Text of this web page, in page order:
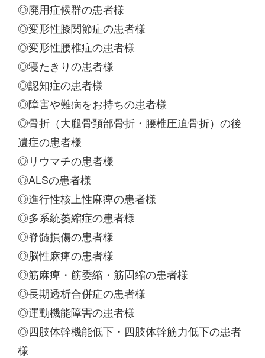
◎廃用症候群の患者様
◎変形性膝関節症の患者様
◎変形性腰椎症の患者様
◎寝たきりの患者様
◎認知症の患者様
◎障害や難病をお持ちの患者様
◎骨折（大腿骨頚部骨折・腰椎圧迫骨折）の後
遺症の患者様
◎リウマチの患者様
◎ALSの患者様
◎進行性核上性麻痺の患者様
◎多系統萎縮症の患者様
◎脊髄損傷の患者様
◎脳性麻痺の患者様
◎筋麻痺・筋委縮・筋固縮の患者様
◎長期透析合併症の患者様
◎運動機能障害の患者様
◎四肢体幹機能低下・四肢体幹筋力低下の患者
様